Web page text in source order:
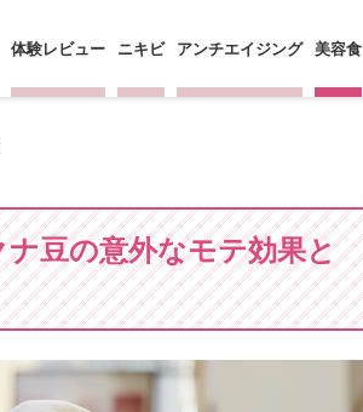
体験レビュー ニキビ アンチエイジング 美容食
豆の意外なモテ効果と